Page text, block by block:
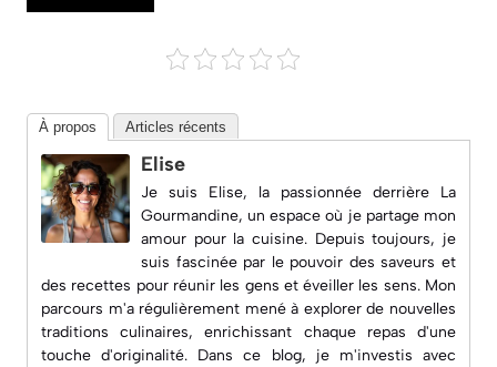
À propos Articles récents
Elise
Je suis Elise, la passionnée derrière La
Gourmandine, un espace où je partage mon
amour pour la cuisine. Depuis toujours, je
suis fascinée par le pouvoir des saveurs et
des recettes pour réunir les gens et éveiller les sens. Mon
parcours m'a régulièrement mené à explorer de nouvelles
traditions culinaires, enrichissant chaque repas d'une
touche d'originalité. Dans ce blog, je m'investis avec